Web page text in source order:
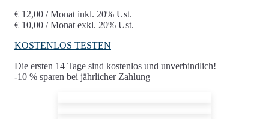
€ 12,00 / Monat inkl. 20% Ust.
€ 10,00 / Monat exkl. 20% Ust.
KOSTENLOS TESTEN
Die ersten 14 Tage sind kostenlos und unverbindlich!
-10 % sparen bei jährlicher Zahlung